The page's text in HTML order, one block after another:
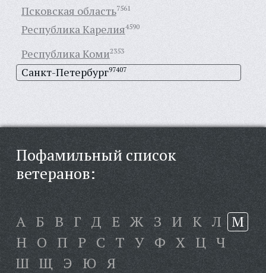
Псковская область7561
Республика Карелия4590
Республика Коми2353
Санкт-Петербург97407
Пофамильный список
ветеранов:
А Б В Г Д Е Ж З И К Л М
Н О П Р С Т У Ф Х Ц Ч
Ш Щ Э Ю Я